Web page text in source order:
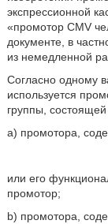
экспрессионной
«промотор CMV
документе, в
из немедленной
Согласно одному
используется
группы, состоящей
а) промотора,
или его
промотор;
b) промотора,